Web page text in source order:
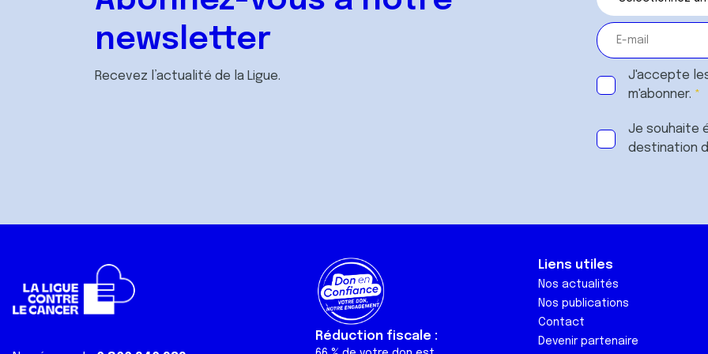
newsletter
Recevez l’actualité de la Ligue. J'accepte
m'abonner.
Je souhaite
destination
Réduction fiscale :
Liens utiles
Nos actualités
Nos publications
Contact
Devenir partenaire